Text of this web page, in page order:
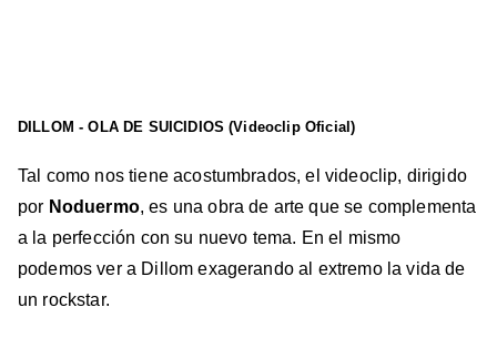
DILLOM - OLA DE SUICIDIOS (Videoclip Oficial)
Tal como nos tiene acostumbrados, el videoclip, dirigido
por Noduermo, es una obra de arte que se complementa
a la perfección con su nuevo tema. En el mismo
podemos ver a Dillom exagerando al extremo la vida de
un rockstar.